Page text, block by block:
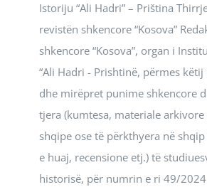
Istoriju “Ali Hadri” – Priština
revistën shkencore “Kosova”
shkencore “Kosova”, organ i
“Ali Hadri - Prishtinë, përmes
dhe mirëpret punime shkencore
tjera (kumtesa, materiale arkivore
shqipe ose të përkthyera në
e huaj, recensione etj.) të
historisë, për numrin e ri 49/